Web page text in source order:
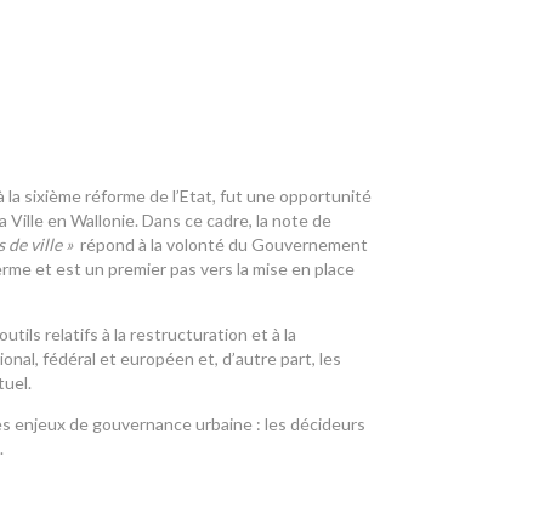
la sixième réforme de l’Etat, fut une opportunité
en Wallonie. Dans ce cadre, la note de
de ville » répond à la volonté du Gouvernement
et est un premier pas vers la mise en place
relatifs à la restructuration et à la
fédéral et européen et, d’autre part, les
enjeux de gouvernance urbaine : les décideurs